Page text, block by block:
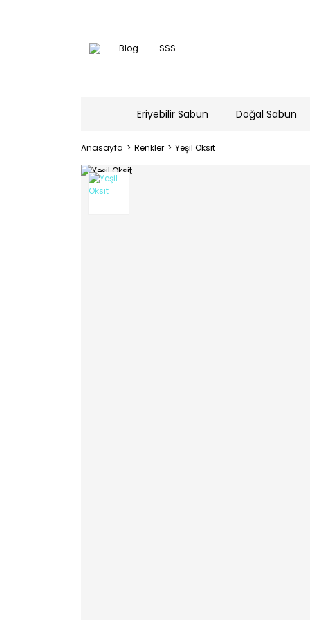
Blog SSS
Eriyebilir Sabun Doğal Sabun
Anasayfa Renkler Yeşil Oksit